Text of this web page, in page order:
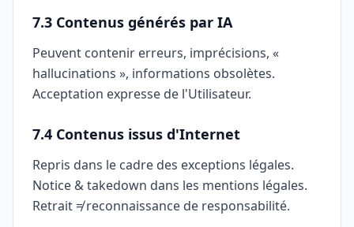
7.3 Contenus générés par IA
Peuvent contenir erreurs, imprécisions, «
hallucinations », informations obsolètes.
Acceptation expresse de l'Utilisateur.
7.4 Contenus issus d'Internet
Repris dans le cadre des exceptions légales.
Notice & takedown dans les mentions légales.
Retrait ≠ reconnaissance de responsabilité.